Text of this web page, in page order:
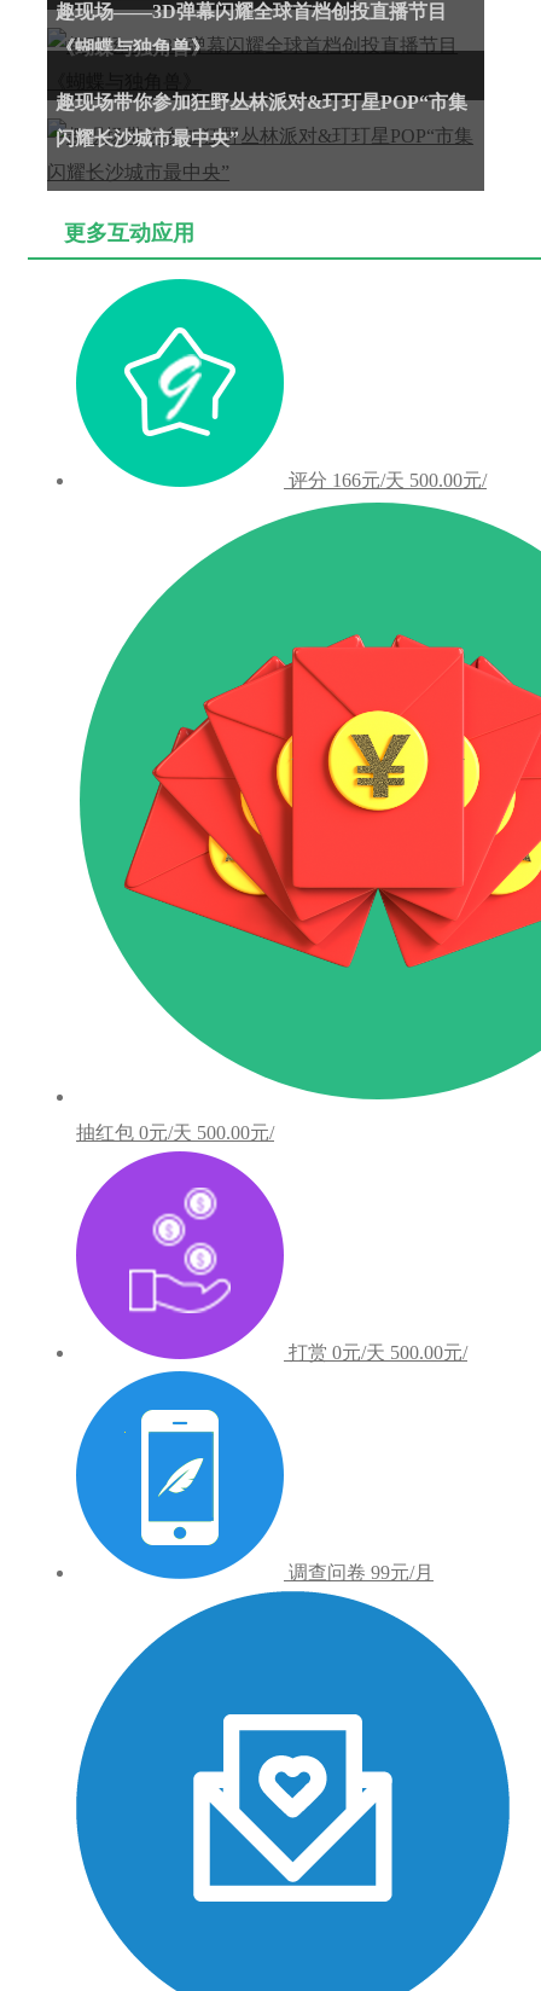
趣现场——3D弹幕闪耀全球首档创投直播节目
《蝴蝶与独角兽》
趣现场带你参加狂野丛林派对&玎玎星POP“市集
闪耀长沙城市最中央”
更多互动应用
评分 166元/天 500.00元/
抽红包 0元/天 500.00元/
打赏 0元/天 500.00元/
调查问卷 99元/月